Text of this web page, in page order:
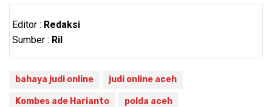
Editor : Redaksi
Sumber : Ril
bahaya judi online judi online aceh
Kombes ade Harianto polda aceh